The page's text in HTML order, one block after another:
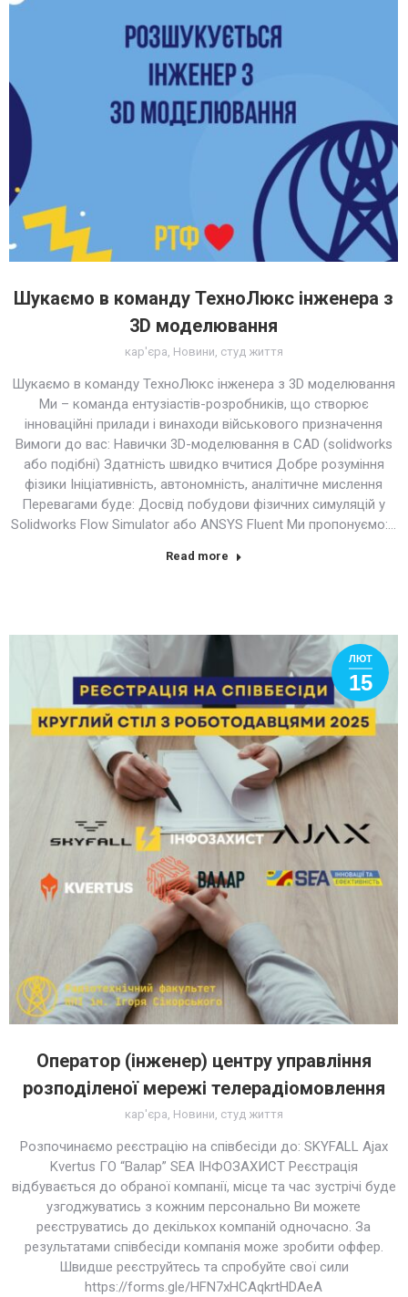
Шукаємо в команду ТехноЛюкс інженера з
3D моделювання
кар'єра, Новини, студ життя
Шукаємо в команду ТехноЛюкс інженера з 3D моделювання
Ми – команда ентузіастів-розробників, що створює
інноваційні прилади і винаходи військового призначення
Вимоги до вас: Навички 3D-моделювання в CAD (solidworks
або подібні) Здатність швидко вчитися Добре розуміння
фізики Ініціативність, автономність, аналітичне мислення
Перевагами буде: Досвід побудови фізичних симуляцій у
Solidworks Flow Simulator або ANSYS Fluent Ми пропонуємо:…
Read more
ЛЮТ
15
Оператор (інженер) центру управління
розподіленої мережі телерадіомовлення
кар'єра, Новини, студ життя
Розпочинаємо реєстрацію на співбесіди до: SKYFALL Ajax
Kvertus ГО “Валар” SEA ІНФОЗАХИСТ Реєстрація
відбувається до обраної компанії, місце та час зустрічі буде
узгоджуватись з кожним персонально Ви можете
реєструватись до декількох компаній одночасно. За
результатами співбесіди компанія може зробити оффер.
Швидше реєструйтесь та спробуйте свої сили
https://forms.gle/HFN7xHCAqkrtHDAeA